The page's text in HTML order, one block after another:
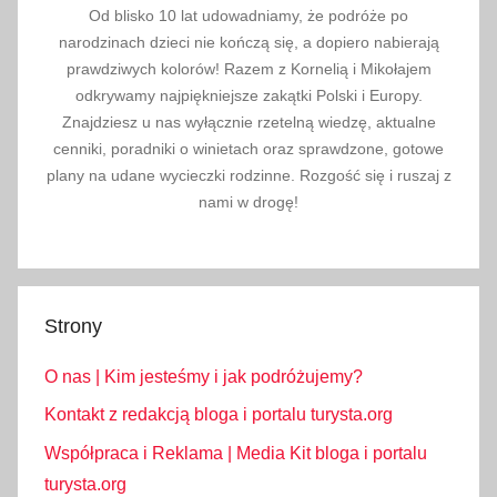
Od blisko 10 lat udowadniamy, że podróże po
narodzinach dzieci nie kończą się, a dopiero nabierają
prawdziwych kolorów! Razem z Kornelią i Mikołajem
odkrywamy najpiękniejsze zakątki Polski i Europy.
Znajdziesz u nas wyłącznie rzetelną wiedzę, aktualne
cenniki, poradniki o winietach oraz sprawdzone, gotowe
plany na udane wycieczki rodzinne. Rozgość się i ruszaj z
nami w drogę!
Strony
O nas | Kim jesteśmy i jak podróżujemy?
Kontakt z redakcją bloga i portalu turysta.org
Współpraca i Reklama | Media Kit bloga i portalu
turysta.org